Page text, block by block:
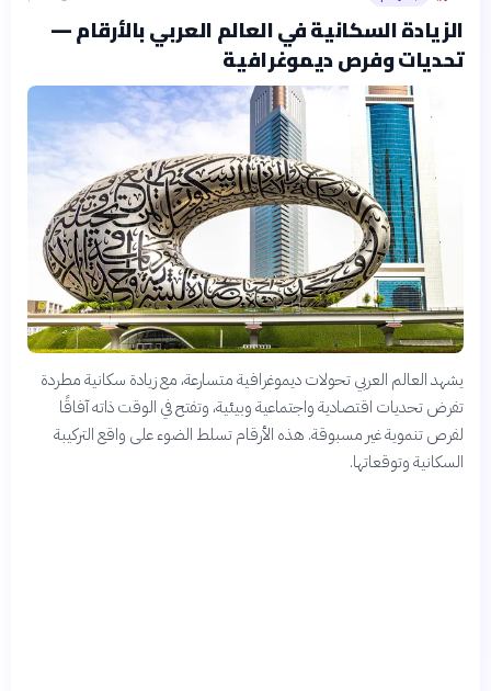
الزيادة السكانية في العالم العربي بالأرقام —
تحديات وفرص ديموغرافية
يشهد العالم العربي تحولات ديموغرافية متسارعة، مع زيادة سكانية مطردة
تفرض تحديات اقتصادية واجتماعية وبيئية، وتفتح في الوقت ذاته آفاقًا
لفرص تنموية غير مسبوقة. هذه الأرقام تسلط الضوء على واقع التركيبة
السكانية وتوقعاتها.